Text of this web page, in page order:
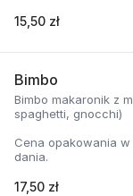
15,50 zł
Bimbo
Bimbo makaronik z
spaghetti, gnocchi)
Cena opakowania
dania.
17,50 zł